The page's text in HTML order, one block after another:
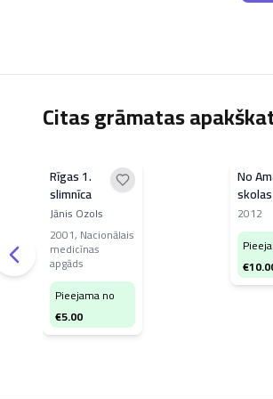
Citas grāmatas
Rīgas 1.
slimnīca
Jānis Ozols
2001, Nacionālais
medicīnas
apgāds
Pieejama no
€5.00
No
Rīgas
2012
€